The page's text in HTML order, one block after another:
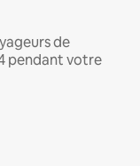
de
pendant votre